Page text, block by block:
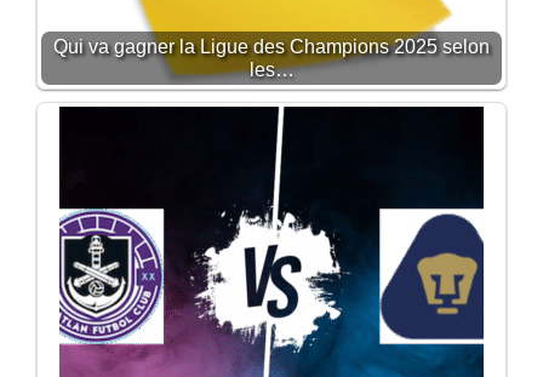
Qui va gagner la Ligue des Champions 2025 selon
les…